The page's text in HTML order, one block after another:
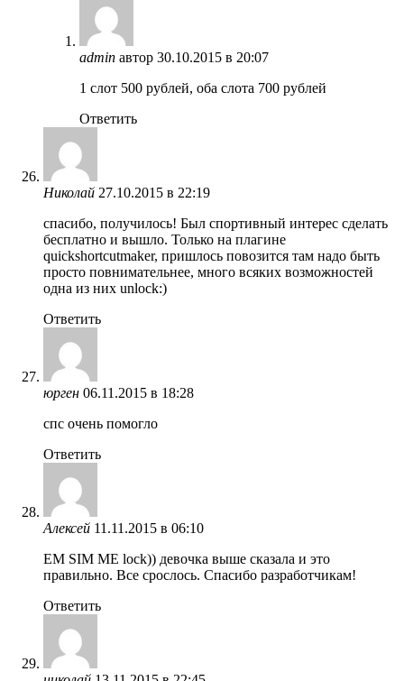
admin автор 30.10.2015 в 20:07
1 слот 500 рублей, оба слота 700 рублей
Ответить
Николай 27.10.2015 в 22:19
спасибо, получилось! Был спортивный интерес сделать
бесплатно и вышло. Только на плагине
quickshortcutmaker, пришлось повозится там надо быть
просто повнимательнее, много всяких возможностей
одна из них unlock:)
Ответить
юрген 06.11.2015 в 18:28
спс очень помогло
Ответить
Алексей 11.11.2015 в 06:10
ЕM SIM ME lock)) девочка выше сказала и это
правильно. Все срослось. Спасибо разработчикам!
Ответить